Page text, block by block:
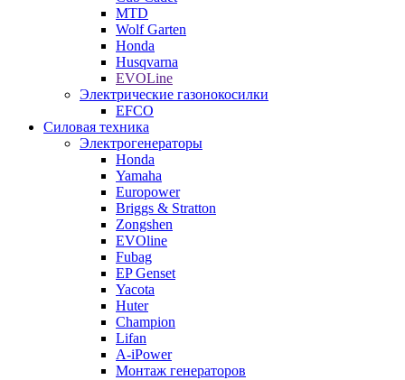
MTD
Wolf Garten
Honda
Husqvarna
EVOLine
Электрические газонокосилки
EFCO
Силовая техника
Электрогенераторы
Honda
Yamaha
Europower
Briggs & Stratton
Zongshen
EVOline
Fubag
EP Genset
Yacota
Huter
Champion
Lifan
A-iPower
Монтаж генераторов